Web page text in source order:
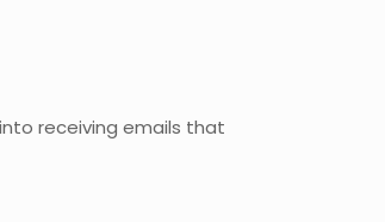
receiving emails that